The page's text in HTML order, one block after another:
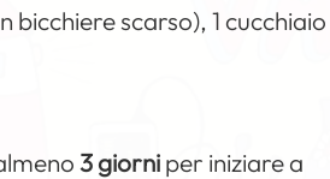
scarso), 1 cucchiaio
3 giorniper iniziare a